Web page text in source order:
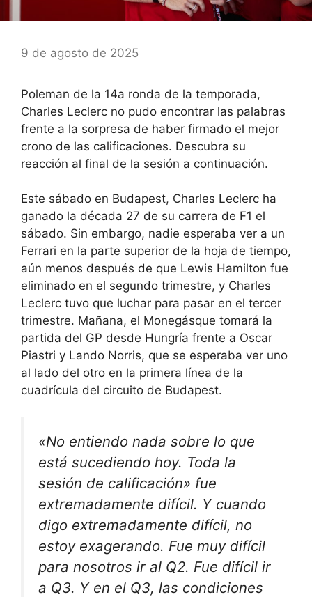
9 de agosto de 2025
Poleman de la 14a ronda de la temporada,
Charles Leclerc no pudo encontrar las palabras
frente a la sorpresa de haber firmado el mejor
crono de las calificaciones. Descubra su
reacción al final de la sesión a continuación.
Este sábado en Budapest, Charles Leclerc ha
ganado la década 27 de su carrera de F1 el
sábado. Sin embargo, nadie esperaba ver a un
Ferrari en la parte superior de la hoja de tiempo,
aún menos después de que Lewis Hamilton fue
eliminado en el segundo trimestre, y Charles
Leclerc tuvo que luchar para pasar en el tercer
trimestre. Mañana, el Monegásque tomará la
partida del GP desde Hungría frente a Oscar
Piastri y Lando Norris, que se esperaba ver uno
al lado del otro en la primera línea de la
cuadrícula del circuito de Budapest.
«No entiendo nada sobre lo que
está sucediendo hoy. Toda la
sesión de calificación» fue
extremadamente difícil. Y cuando
digo extremadamente difícil, no
estoy exagerando. Fue muy difícil
para nosotros ir al Q2. Fue difícil ir
a Q3. Y en el Q3, las condiciones